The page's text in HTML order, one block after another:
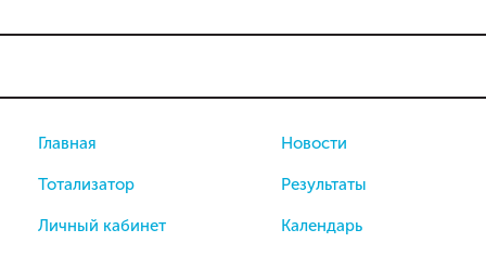
Главная
Тотализатор
Личный кабинет
Новости
Результаты
Календарь